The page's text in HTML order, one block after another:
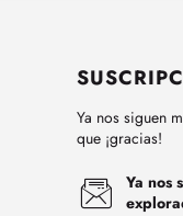
Ya nos siguen
que ¡gracias!
Ya nos